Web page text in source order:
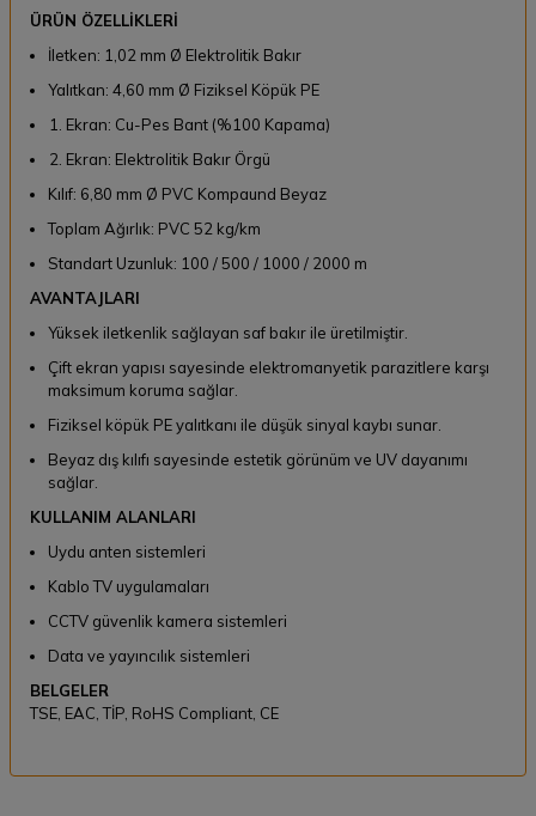
ÜRÜN ÖZELLİKLERİ
İletken: 1,02 mm Ø Elektrolitik Bakır
Yalıtkan: 4,60 mm Ø Fiziksel Köpük PE
Ekran: Cu-Pes Bant (%100 Kapama)
Ekran: Elektrolitik Bakır Örgü
Kılıf: 6,80 mm Ø PVC Kompaund Beyaz
Toplam Ağırlık: PVC 52 kg/km
Standart Uzunluk: 100 / 500 / 1000 / 2000 m
AVANTAJLARI
Yüksek iletkenlik sağlayan saf bakır ile üretilmiştir.
Çift ekran yapısı sayesinde elektromanyetik parazitlere karşı
maksimum koruma sağlar.
Fiziksel köpük PE yalıtkanı ile düşük sinyal kaybı sunar.
Beyaz dış kılıfı sayesinde estetik görünüm ve UV dayanımı
sağlar.
KULLANIM ALANLARI
Uydu anten sistemleri
Kablo TV uygulamaları
CCTV güvenlik kamera sistemleri
Data ve yayıncılık sistemleri
BELGELER
TSE, EAC, TİP, RoHS Compliant, CE